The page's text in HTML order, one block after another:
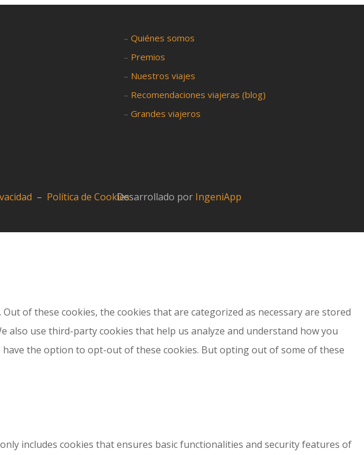
–Quiénes somos
– Premios
– Nuestros viajes
– Recomendaciones viajeras (blog)
–Grandes viajeros
– Política de CookiesDesarrollado por IngeniApp
of these cookies, the cookies that are categorized as necessary are stored
use third-party cookies that help us analyze and understand how you
the option to opt-out of these cookies. But opting out of some of these
includes cookies that ensures basic functionalities and security features of